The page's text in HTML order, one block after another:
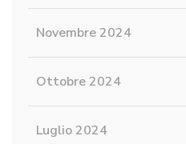
Novembre 2024
Ottobre 2024
Luglio 2024